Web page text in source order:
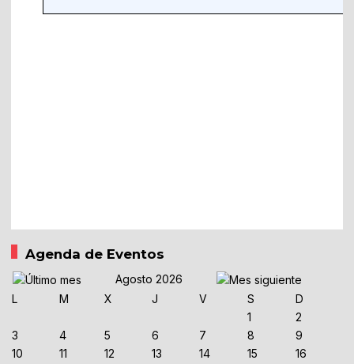
Agenda de Eventos
Agosto 2026
L
M X J V S
D
1
2
3
4 5 6 7 8
9
10
11 12 13 14 15
16